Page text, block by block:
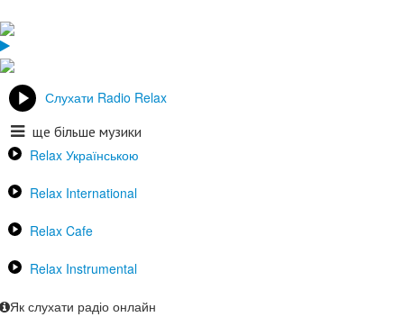
Слухати Radio Relax
ще більше музики
Relax Українською
Relax International
Relax Cafe
Relax Instrumental
Як слухати радіо онлайн